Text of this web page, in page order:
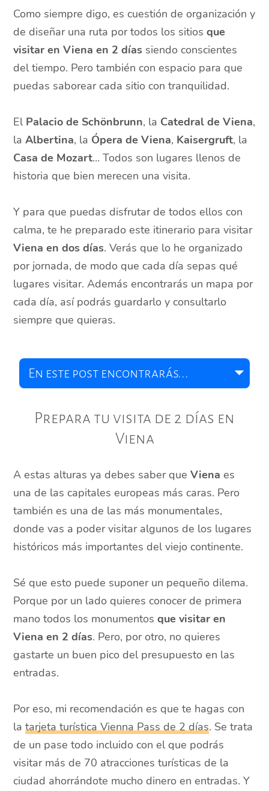
Como siempre digo, es cuestión de organización y
de diseñar una ruta por todos los sitiosque
visitar en Viena en 2 días siendo conscientes
del tiempo. Pero también con espacio para que
puedas saborear cada sitio con tranquilidad.
ElPalacio de Schönbrunn, la Catedral de Viena,
laAlbertina, la Ópera de Viena, Kaisergruft, la
Casa de Mozart… Todos son lugares llenos de
historia que bien merecen una visita.
Y para que puedas disfrutar de todos ellos con
calma, te he preparado este itinerario para visitar
Viena en dos días. Verás que lo he organizado
por jornada, de modo que cada día sepas qué
lugares visitar. Además encontrarás un mapa por
cada día, así podrás guardarlo y consultarlo
siempre que quieras.
Prepara tu visita de 2 días en
Viena
A estas alturas ya debes saber queVienaes
una de las capitales europeas más caras. Pero
también es una de las más monumentales,
donde vas a poder visitar algunos de los lugares
históricos más importantes del viejo continente.
Sé que esto puede suponer un pequeño dilema.
Porque por un lado quieres conocer de primera
mano todos los monumentosque visitar en
Viena en 2 días. Pero, por otro, no quieres
gastarte un buen pico del presupuesto en las
entradas.
Por eso, mi recomendación es que te hagas con
latarjeta turística Vienna Pass de 2 días. Se trata
de un pase todo incluido con el que podrás
visitar más de 70 atracciones turísticas de la
ciudad ahorrándote mucho dinero en entradas. Y